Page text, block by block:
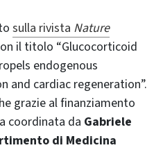
sulla rivista Nature
il titolo “Glucocorticoid
endogenous
and cardiac regeneration”.
grazie al finanziamento
coordinata da Gabriele
di Medicina